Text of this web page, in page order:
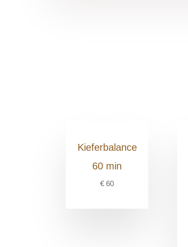
Kieferbalance
60 min
€ 60